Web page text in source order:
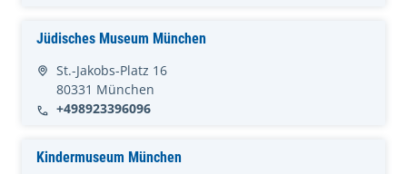
Jüdisches Museum München
St.-Jakobs-Platz 16
80331 München
+498923396096
Kindermuseum München